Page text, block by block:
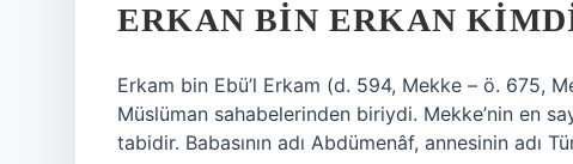
ERKAN BIN ERKAN
Erkam bin Ebü’l Erkam (d. 594, Mekke – ö. 675,
Müslüman sahabelerinden biriydi. Mekke’nin en
tabidir. Babasının adı Abdümenâf, annesinin adı